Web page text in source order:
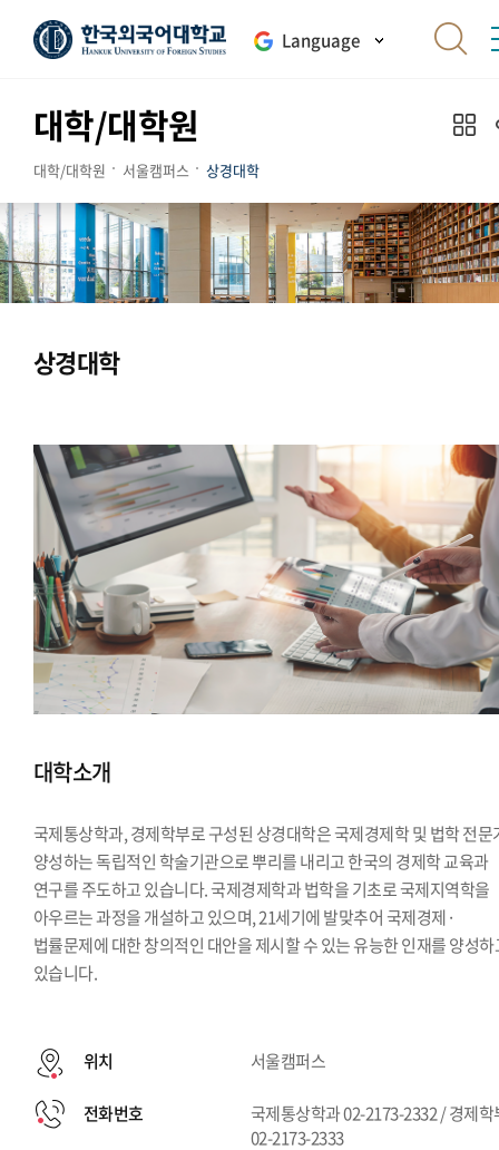
Language
대학/대학원
대학/대학원 서울캠퍼스 상경대학
상경대학
대학소개
국제통상학과, 경제학부로 구성된 상경대학은 국제경제학 및 법학 전문
양성하는 독립적인 학술기관으로 뿌리를 내리고 한국의 경제학 교육과
연구를 주도하고 있습니다. 국제경제학과 법학을 기초로 국제지역학을
아우르는 과정을 개설하고 있으며, 21세기에 발맞추어 국제경제·
법률문제에 대한 창의적인 대안을 제시할 수 있는 유능한 인재를 양성
있습니다.
위치 서울캠퍼스
전화번호
국제통상학과 02-2173-2332 / 경제학
02-2173-2333